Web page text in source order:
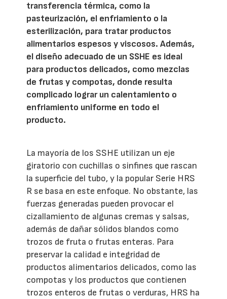
transferencia térmica, como la
pasteurización, el enfriamiento o la
esterilización, para tratar productos
alimentarios espesos y viscosos. Además,
el diseño adecuado de un SSHE es ideal
para productos delicados, como mezclas
de frutas y compotas, donde resulta
complicado lograr un calentamiento o
enfriamiento uniforme en todo el
producto.
La mayoría de los SSHE utilizan un eje
giratorio con cuchillas o sinfines que rascan
la superficie del tubo, y la popular Serie HRS
R se basa en este enfoque. No obstante, las
fuerzas generadas pueden provocar el
cizallamiento de algunas cremas y salsas,
además de dañar sólidos blandos como
trozos de fruta o frutas enteras. Para
preservar la calidad e integridad de
productos alimentarios delicados, como las
compotas y los productos que contienen
trozos enteros de frutas o verduras, HRS ha